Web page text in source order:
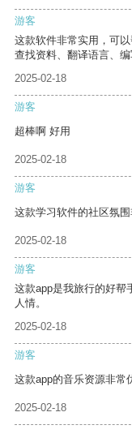
游客
这款软件非常实用，可
查找资料、翻译语言、编
2025-02-18
游客
超棒啊 好用
2025-02-18
游客
这款学习软件的社区氛
2025-02-18
游客
这款app是我旅行的好帮
人情。
2025-02-18
游客
这款app的音乐资源非常
2025-02-18